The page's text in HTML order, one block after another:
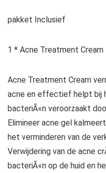
pakket Inclusief
1 * Acne Treatment Cream
Acne Treatment Cream
acne en effectief helpt bij
bacteriÃ«n veroorzaakt
Elimineer acne gel
het verminderen van de
Verwijdering van de acne
bacteriÃ«n op de huid en